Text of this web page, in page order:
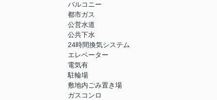
バルコニー
都市ガス
公営水道
公共下水
24時間換気システム
エレベーター
電気有
駐輪場
敷地内ごみ置き場
ガスコンロ